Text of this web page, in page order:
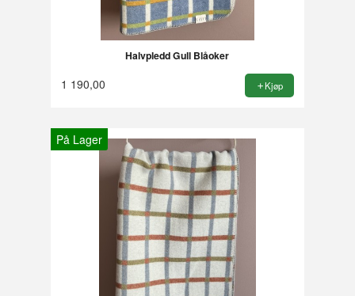
Halvpledd Gull Blåoker
1 190,00 Kjøp
På Lager